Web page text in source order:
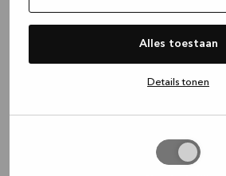
Alles toestaan
Details tonen